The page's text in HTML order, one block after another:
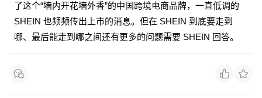
了这个“墙内开花墙外香”的中国跨境电商品牌，一直低调的
SHEIN 也频频传出上市的消息。但在 SHEIN 到底要走到
哪、最后能走到哪之间还有更多的问题需要 SHEIN 回答。